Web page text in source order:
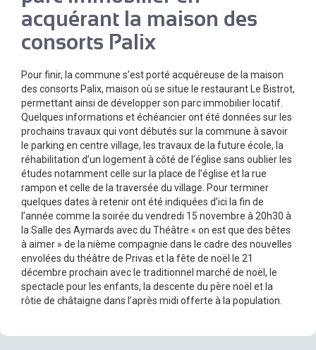
acquérant la maison des
consorts Palix
Pour finir, la commune s’est porté acquéreuse de la maison
des consorts Palix, maison où se situe le restaurant Le Bistrot,
permettant ainsi de développer son parc immobilier locatif.
Quelques informations et échéancier ont été données sur les
prochains travaux qui vont débutés sur la commune à savoir
le parking en centre village, les travaux de la future école, la
réhabilitation d’un logement à côté de l’église sans oublier les
études notamment celle sur la place de l’église et la rue
rampon et celle de la traversée du village. Pour terminer
quelques dates à retenir ont été indiquées d’ici la fin de
l’année comme la soirée du vendredi 15 novembre à 20h30 à
la Salle des Aymards avec du Théâtre « on est que des bêtes
à aimer » de la nième compagnie dans le cadre des nouvelles
envolées du théâtre de Privas et la fête de noël le 21
décembre prochain avec le traditionnel marché de noël, le
spectacle pour les enfants, la descente du père noël et la
rôtie de châtaigne dans l’après midi offerte à la population.